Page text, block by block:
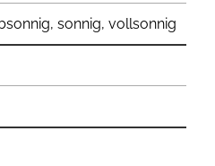
sonnig, vollsonnig